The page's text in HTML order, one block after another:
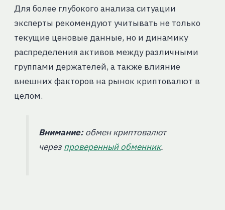
Для более глубокого анализа ситуации
эксперты рекомендуют учитывать не только
текущие ценовые данные, но и динамику
распределения активов между различными
группами держателей, а также влияние
внешних факторов на рынок криптовалют в
целом.
Внимание:обмен криптовалют
через проверенный обменник.